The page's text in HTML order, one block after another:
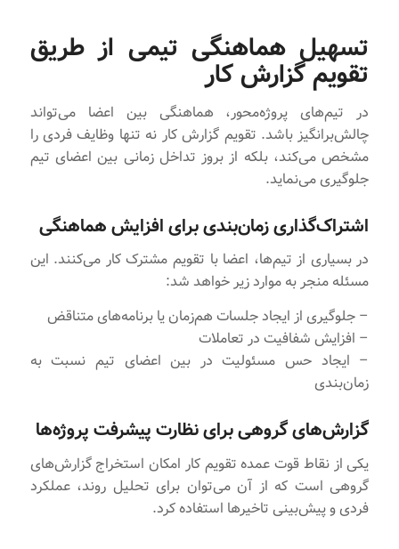
تسهیل هماهنگی تیمی از طریق
تقویم گزارش کار
در تیم‌های پروژه‌محور، هماهنگی بین اعضا می‌تواند
چالش‌برانگیز باشد. تقویم گزارش کار نه تنها وظایف فردی را
مشخص می‌کند، بلکه از بروز تداخل زمانی بین اعضای تیم
جلوگیری می‌نماید.
اشتراک‌گذاری زمان‌بندی برای افزایش هماهنگی
در بسیاری از تیم‌ها، اعضا با تقویم مشترک کار می‌کنند. این
مسئله منجر به موارد زیر خواهد شد:
– جلوگیری از ایجاد جلسات هم‌زمان یا برنامه‌های متناقض
– افزایش شفافیت در تعاملات
– ایجاد حس مسئولیت در بین اعضای تیم نسبت به
زمان‌بندی
گزارش‌های گروهی برای نظارت پیشرفت پروژه‌ها
یکی از نقاط قوت عمده تقویم کار امکان استخراج گزارش‌های
گروهی است که از آن می‌توان برای تحلیل روند، عملکرد
فردی و پیش‌بینی تاخیرها استفاده کرد.